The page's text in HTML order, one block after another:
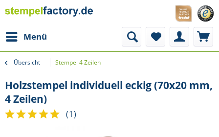
Menü
Übersicht Stempel 4 Zeilen
Holzstempel individuell eckig (70x20 mm,
4 Zeilen)
(1)